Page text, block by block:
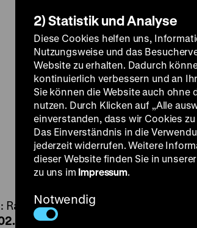
Ralph Arthur
um 20 Uhr + SA
2) Statistik und Analyse
Diese Cookies helfen uns,
Nutzungsweise und das
Website zu erhalten. Dadurch
kontinuierlich verbessern und an
Sie können die Website auch ohne
nutzen. Durch Klicken auf „Alle
einverstanden, dass wir Cookies
Das Einverständnis in die
jederzeit widerrufen. Weitere
dieser Website finden Sie in unserer
zu uns im Impressum.
Notwendig